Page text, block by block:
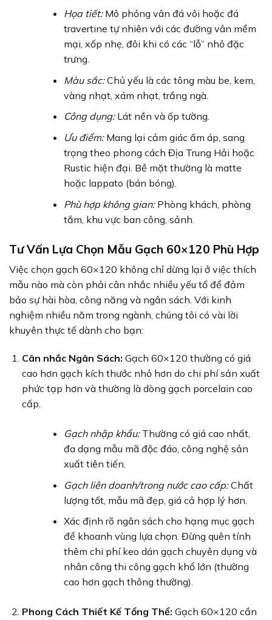
Họa tiết:Mô phỏng vân đá vôi hoặc đá
travertine tự nhiên với các đường vân mềm
mại, xốp nhẹ, đôi khi có các “lỗ” nhỏ đặc
trưng.
Màu sắc:Chủ yếu là các tông màu be, kem,
vàng nhạt, xám nhạt, trắng ngà.
Công dụng:Lát nền và ốp tường.
Ưu điểm:Mang lại cảm giác ấm áp, sang
trọng theo phong cách Địa Trung Hải hoặc
Rustic hiện đại. Bề mặt thường là matte
hoặc lappato (bán bóng).
Phù hợp không gian:Phòng khách, phòng
tắm, khu vực ban công, sảnh.
Tư Vấn Lựa Chọn Mẫu Gạch 60×120 Phù Hợp
Việc chọn gạch 60×120 không chỉ dừng lại ở việc thích
mẫu nào mà còn phải cân nhắc nhiều yếu tố để đảm
bảo sự hài hòa, công năng và ngân sách. Với kinh
nghiệm nhiều năm trong ngành, chúng tôi có vài lời
khuyên thực tế dành cho bạn:
Cân nhắc Ngân Sách: Gạch 60×120 thường có giá
cao hơn gạch kích thước nhỏ hơn do chi phí sản xuất
phức tạp hơn và thường là dòng gạch porcelain cao
cấp.
Gạch nhập khẩu:Thường có giá cao nhất,
đa dạng mẫu mã độc đáo, công nghệ sản
xuất tiên tiến.
Gạch liên doanh/trong nước cao cấp:Chất
lượng tốt, mẫu mã đẹp, giá cả hợp lý hơn.
Xác định rõ ngân sách cho hạng mục gạch
để khoanh vùng lựa chọn. Đừng quên tính
thêm chi phí keo dán gạch chuyên dụng và
nhân công thi công gạch khổ lớn (thường
cao hơn gạch thông thường).
Phong Cách Thiết Kế Tổng Thể: Gạch 60×120 cần